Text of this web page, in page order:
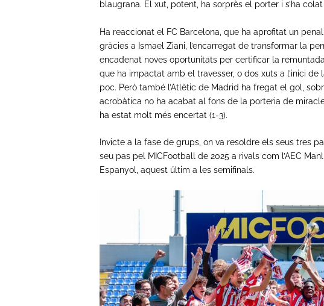
blaugrana. El xut, potent, ha sorprès el porter i s’ha
Ha reaccionat el FC Barcelona, que ha aprofitat un
gràcies a Ismael Ziani, l’encarregat de transformar la
encadenat noves oportunitats per certificar la
que ha impactat amb el travesser, o dos xuts a l’inici
poc. Però també l’Atlètic de Madrid ha fregat el gol,
acrobàtica no ha acabat al fons de la porteria de
ha estat molt més encertat (1-3).
Invicte a la fase de grups, on va resoldre els seus tres
seu pas pel MICFootball de 2025 a rivals com l’AEC
Espanyol, aquest últim a les semifinals.